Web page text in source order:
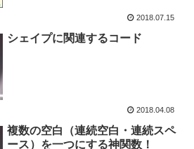
2018.07.15
シェイプに関連するコード
2018.04.08
複数の空白（連続空白・連続スペ
ース）を一つにする神関数！